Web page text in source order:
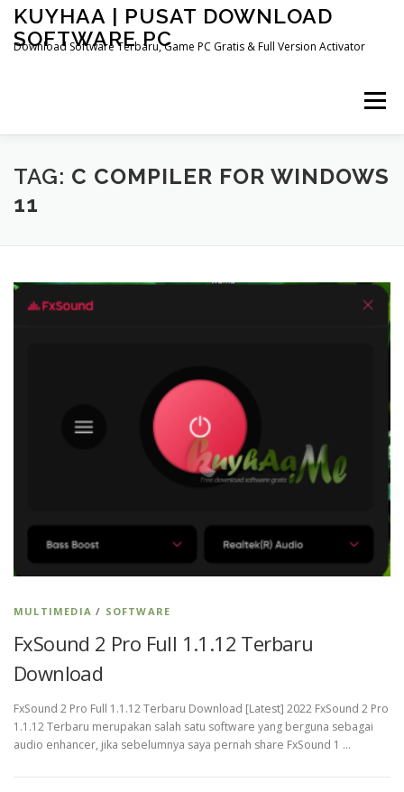
Skip
content
KUYHAA | PUSAT DOWNLOAD
SOFTWARE PC
Download Software Terbaru, Game PC Gratis & Full Version Activator
Menu
HOME CATEGORIES ABOUT US
TAG: C COMPILER FOR WINDOWS
11
MULTIMEDIA / SOFTWARE
FxSound 2 Pro Full 1.1.12 Terbaru
Download
FxSound 2 Pro Full 1.1.12 Terbaru Download [Latest] 2022 FxSound 2 Pro
1.1.12 Terbaru merupakan salah satu software yang berguna sebagai
audio enhancer, jika sebelumnya saya pernah share FxSound 1 …